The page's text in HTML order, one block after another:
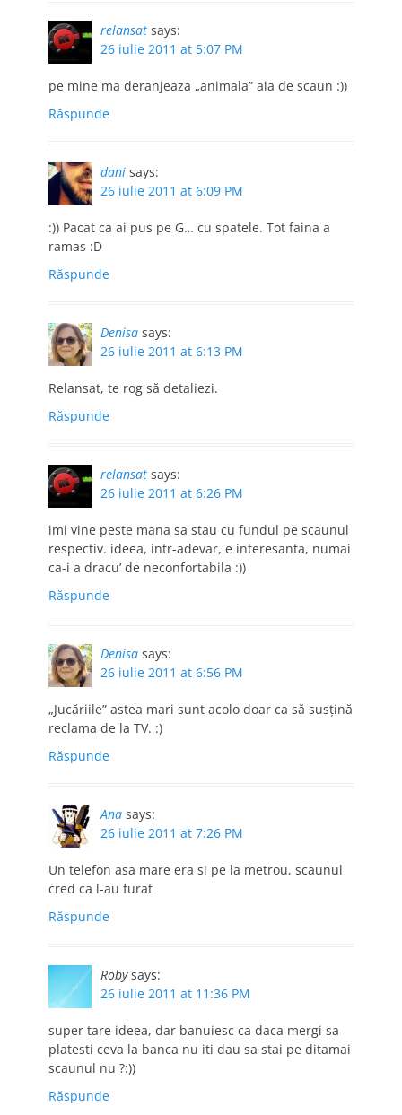
relansat says:
26 iulie 2011 at 5:07 PM
pe mine ma deranjeaza „animala” aia de scaun :))
Răspunde
dani says:
26 iulie 2011 at 6:09 PM
:)) Pacat ca ai pus pe G… cu spatele. Tot faina a
ramas :D
Răspunde
Denisa says:
26 iulie 2011 at 6:13 PM
Relansat, te rog să detaliezi.
Răspunde
relansat says:
26 iulie 2011 at 6:26 PM
imi vine peste mana sa stau cu fundul pe scaunul
respectiv. ideea, intr-adevar, e interesanta, numai
ca-i a dracu’ de neconfortabila :))
Răspunde
Denisa says:
26 iulie 2011 at 6:56 PM
„Jucăriile” astea mari sunt acolo doar ca să susţină
reclama de la TV. :)
Răspunde
Ana says:
26 iulie 2011 at 7:26 PM
Un telefon asa mare era si pe la metrou, scaunul
cred ca l-au furat
Răspunde
Roby says:
26 iulie 2011 at 11:36 PM
super tare ideea, dar banuiesc ca daca mergi sa
platesti ceva la banca nu iti dau sa stai pe ditamai
scaunul nu ?:))
Răspunde